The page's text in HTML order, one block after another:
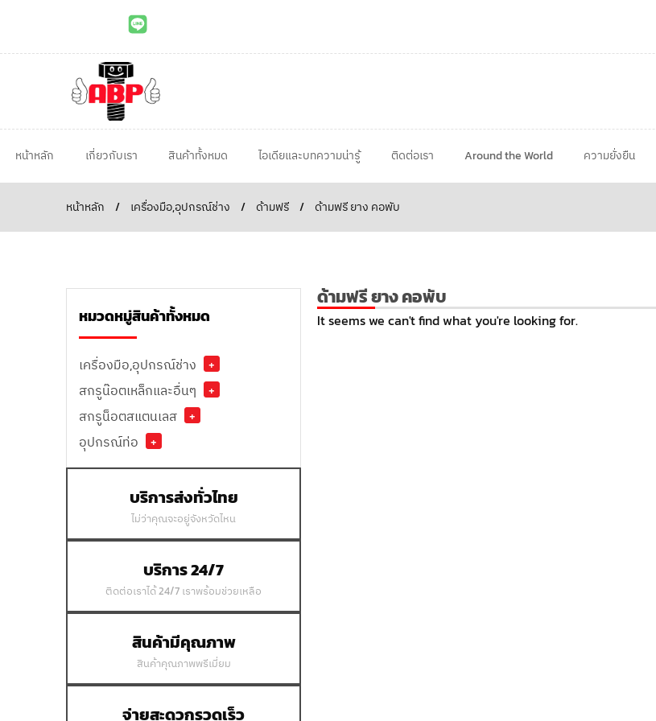
หน้าหลัก เกี่ยวกับเรา สินค้าทั้งหมด ไอเดียและบทความน่ารู้ ติดต่อเรา Around the World ความยั่งยืน
หน้าหลัก / เครื่องมือ,อุปกรณ์ช่าง / ด้ามฟรี / ด้ามฟรี ยาง คอพับ
หมวดหมู่สินค้าทั้งหมด
เครื่องมือ,อุปกรณ์ช่าง
+
สกรูน๊อตเหล็กและอื่นๆ
+
สกรูน็อตสแตนเลส
+
อุปกรณ์ท่อ
+
บริการส่งทั่วไทย
ไม่ว่าคุณจะอยู่จังหวัดไหน
บริการ 24/7
ติดต่อเราได้ 24/7 เราพร้อมช่วยเหลือ
สินค้ามีคุณภาพ
สินค้าคุณภาพพรีเมี่ยม
จ่ายสะดวกรวดเร็ว
ด้ามฟรี ยาง คอพับ
It seems we can't find what you're looking for.